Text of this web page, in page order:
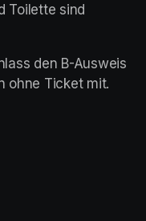
Toilette sind
den B-Ausweis
ohne Ticket mit.